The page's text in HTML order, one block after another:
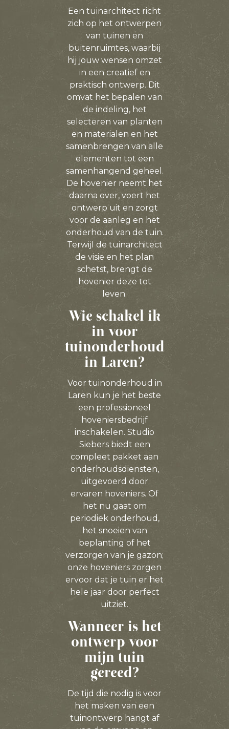
Een tuinarchitect richt
zich op het ontwerpen
van tuinen en
buitenruimtes, waarbij
hij jouw wensen omzet
in een creatief en
praktisch ontwerp. Dit
omvat het bepalen van
de indeling, het
selecteren van planten
en materialen en het
samenbrengen van alle
elementen tot een
samenhangend geheel.
De hovenier neemt het
daarna over, voert het
ontwerp uit en zorgt
voor de aanleg en het
onderhoud van de tuin.
Terwijl de tuinarchitect
de visie en het plan
schetst, brengt de
hovenier deze tot
leven.
Wie schakel ik
in voor
tuinonderhoud
in Laren?
Voor tuinonderhoud in
Laren kun je het beste
een professioneel
hoveniersbedrijf
inschakelen. Studio
Siebers biedt een
compleet pakket aan
onderhoudsdiensten,
uitgevoerd door
ervaren hoveniers. Of
het nu gaat om
periodiek onderhoud,
het snoeien van
beplanting of het
verzorgen van je gazon;
onze hoveniers zorgen
ervoor dat je tuin er het
hele jaar door perfect
uitziet.
Wanneer is het
ontwerp voor
mijn tuin
gereed?
De tijd die nodig is voor
het maken van een
tuinontwerp hangt af